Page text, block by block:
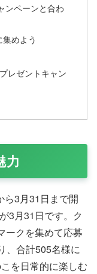
ンペーンと合わ
めよう
レゼントキャン
力
ら3月31日まで開
3月31日です。ク
ークを集めて応募
、合計505名様に
を日常的に楽しむ